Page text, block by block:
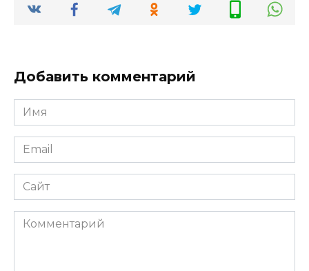
Добавить комментарий
Имя
Email
Сайт
Комментарий